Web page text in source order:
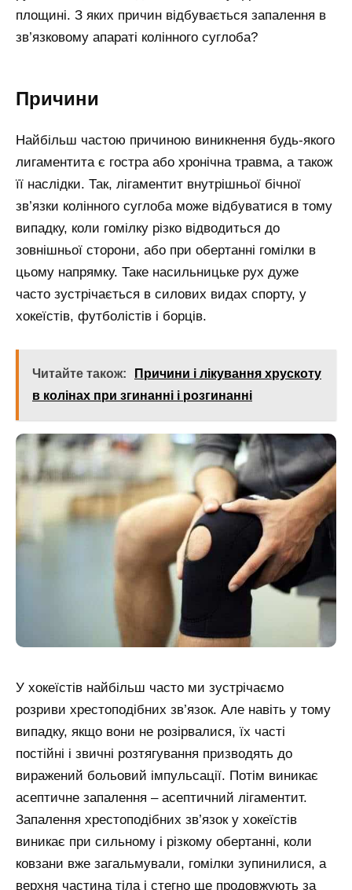
площині. З яких причин відбувається запалення в
зв’язковому апараті колінного суглоба?
Причини
Найбільш частою причиною виникнення будь-якого
лигаментита є гостра або хронічна травма, а також
її наслідки. Так, лігаментит внутрішньої бічної
зв’язки колінного суглоба може відбуватися в тому
випадку, коли гомілку різко відводиться до
зовнішньої сторони, або при обертанні гомілки в
цьому напрямку. Таке насильницьке рух дуже
часто зустрічається в силових видах спорту, у
хокеїстів, футболістів і борців.
Читайте також:
Причини і лікування хрускоту
в колінах при згинанні і розгинанні
У хокеїстів найбільш часто ми зустрічаємо
розриви хрестоподібних зв’язок. Але навіть у тому
випадку, якщо вони не розірвалися, їх часті
постійні і звичні розтягування призводять до
виражений больовий імпульсації. Потім виникає
асептичне запалення – асептичний лігаментит.
Запалення хрестоподібних зв’язок у хокеїстів
виникає при сильному і різкому обертанні, коли
ковзани вже загальмували, гомілки зупинилися, а
верхня частина тіла і стегно ще продовжують за